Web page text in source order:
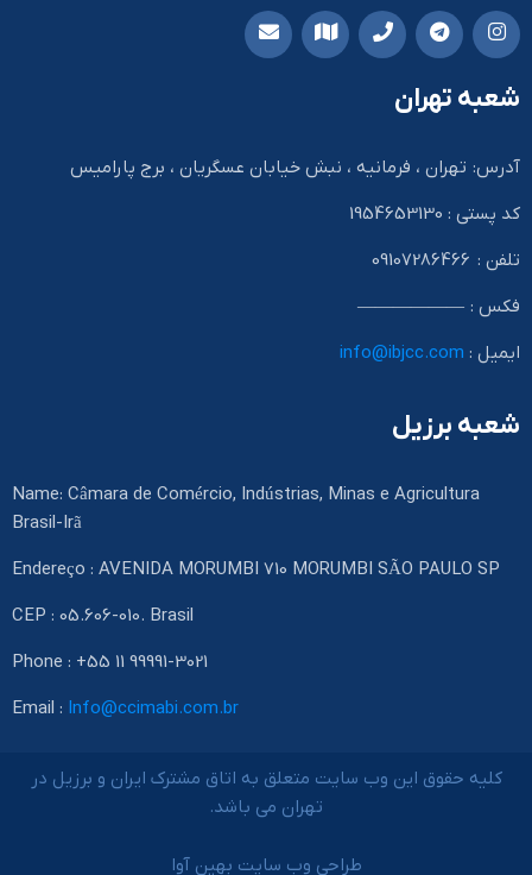
شعبه تهران
آدرس: تهران ، فرمانیه ، نبش خیابان عسگریان ، برج پارامیس
کد پستی : 1954653130
تلفن : 09107286466
فکس : ——————
ایمیل : info@ibjcc.com
شعبه برزیل
Name: Câmara de Comércio, Indústrias, Minas e Agricultura
Brasil-Irã
Endereço : AVENIDA MORUMBI 710 MORUMBI SÃO PAULO SP
CEP : 05.606-010. Brasil
Phone : +55 11 99991-3021
Email : Info@ccimabi.com.br
کلیه حقوق این وب سایت متعلق به اتاق مشترک ایران و برزیل در
تهران می باشد.
طراحی وب سایت بهین آوا